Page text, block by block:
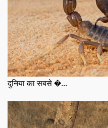
दुनिया का सबसे �...